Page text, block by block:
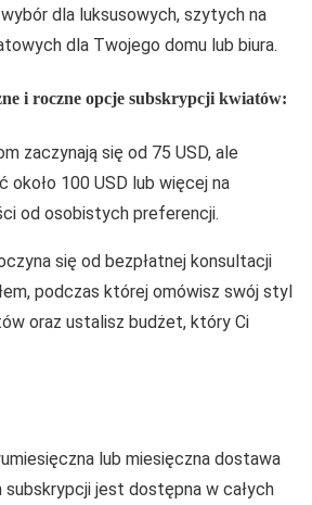
dla luksusowych, szytych na
dla Twojego domu lub biura.
i roczne opcje subskrypcji kwiatów:
zaczynają się od 75 USD, ale
około 100 USD lub więcej na
od osobistych preferencji.
się od bezpłatnej konsultacji
podczas której omówisz swój styl
oraz ustalisz budżet, który Ci
lub miesięczna dostawa
jest dostępna w całych